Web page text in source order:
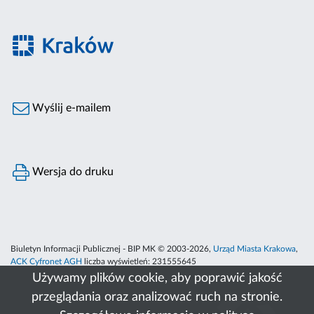
Używamy plików cookie, aby poprawić jakość
przeglądania oraz analizować ruch na stronie.
Wyślij e-mailem
Wersja do druku
Biuletyn Informacji Publicznej - BIP MK © 2003-2026, Urząd Miasta Krakowa,
ACK Cyfronet AGH
liczba wyświetleń: 231555645